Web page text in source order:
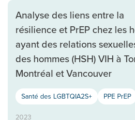
Analyse des liens entre la
résilience et PrEP chez les
ayant des relations
des hommes (HSH) VIH à
Montréal et Vancouver
Santé des LGBTQIA2S+ PPE PrEP
2023